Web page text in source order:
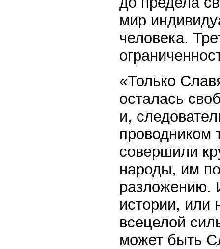
мир
человека.
«Только
осталась
и,
проводником
совершили
народы, им
разложению.
истории, или
всецелой
может быть